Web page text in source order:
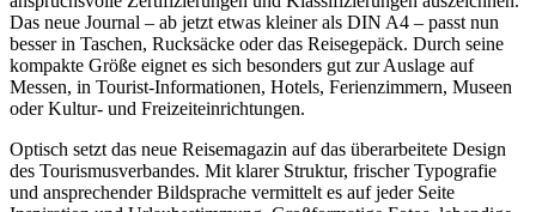
Das neue Journal – ab jetzt etwas kleiner als DIN A4 – passt nun
besser in Taschen, Rucksäcke oder das Reisegepäck. Durch seine
kompakte Größe eignet es sich besonders gut zur Auslage auf
Messen, in Tourist-Informationen, Hotels, Ferienzimmern, Museen
oder Kultur- und Freizeiteinrichtungen.
Optisch setzt das neue Reisemagazin auf das überarbeitete Design
des Tourismusverbandes. Mit klarer Struktur, frischer Typografie
und ansprechender Bildsprache vermittelt es auf jeder Seite